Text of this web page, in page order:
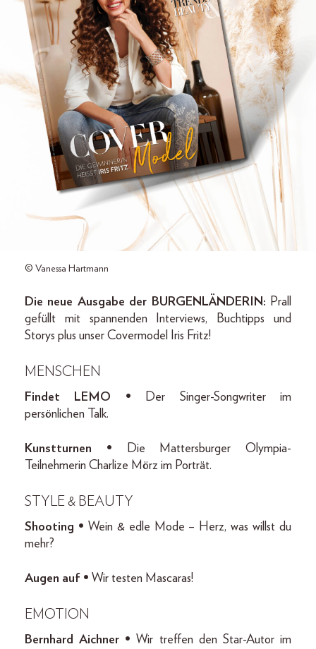
© Vanessa Hartmann
Die neue Ausgabe der BURGENLÄNDERIN: Prall
gefüllt mit spannenden Interviews, Buchtipps und
Storys plus unser Covermodel Iris Fritz!
MENSCHEN
Findet LEMO • Der Singer-Songwriter im
persönlichen Talk.
Kunstturnen •
Die Mattersburger Olympia-
Teilnehmerin Charlize Mörz im Porträt.
STYLE & BEAUTY
Shooting • Wein & edle Mode – Herz, was willst du
mehr?
Augen auf • Wir testen Mascaras!
EMOTION
Bernhard Aichner •Wir treffen den Star-Autor im